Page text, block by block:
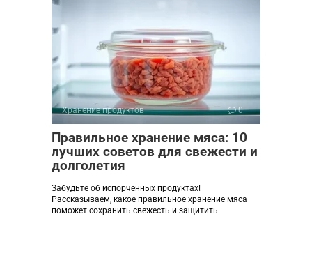
Хранение продуктов 0
Правильное хранение мяса: 10
лучших советов для свежести и
долголетия
Забудьте об испорченных продуктах!
Рассказываем, какое правильное хранение мяса
поможет сохранить свежесть и защитить